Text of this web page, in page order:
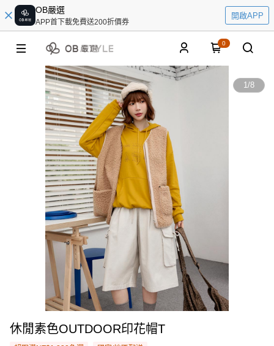
OB嚴選
APP首下載免費送200折價券
開啟APP
0
1/8
休閒素色OUTDOOR印花帽T